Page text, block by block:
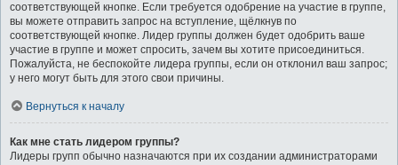
соответствующей кнопке. Если требуется одобрение на участие в группе,
вы можете отправить запрос на вступление, щёлкнув по
соответствующей кнопке. Лидер группы должен будет одобрить ваше
участие в группе и может спросить, зачем вы хотите присоединиться.
Пожалуйста, не беспокойте лидера группы, если он отклонил ваш запрос;
у него могут быть для этого свои причины.
Вернуться к началу
Как мне стать лидером группы?
Лидеры групп обычно назначаются при их создании администраторами